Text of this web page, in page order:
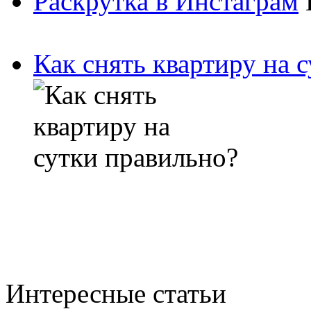
Как снять квартиру на
Интересные статьи